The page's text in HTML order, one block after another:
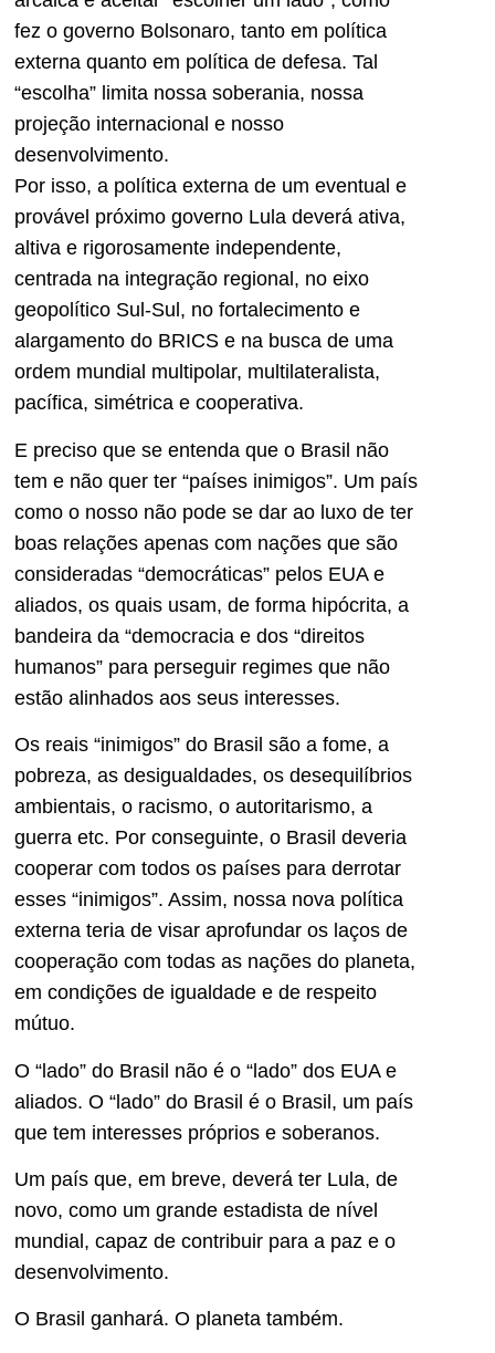
fez o governo Bolsonaro, tanto em política
externa quanto em política de defesa. Tal
“escolha” limita nossa soberania, nossa
projeção internacional e nosso
desenvolvimento.
Por isso, a política externa de um eventual e
provável próximo governo Lula deverá ativa,
altiva e rigorosamente independente,
centrada na integração regional, no eixo
geopolítico Sul-Sul, no fortalecimento e
alargamento do BRICS e na busca de uma
ordem mundial multipolar, multilateralista,
pacífica, simétrica e cooperativa.
E preciso que se entenda que o Brasil não
tem e não quer ter “países inimigos”. Um país
como o nosso não pode se dar ao luxo de ter
boas relações apenas com nações que são
consideradas “democráticas” pelos EUA e
aliados, os quais usam, de forma hipócrita, a
bandeira da “democracia e dos “direitos
humanos” para perseguir regimes que não
estão alinhados aos seus interesses.
Os reais “inimigos” do Brasil são a fome, a
pobreza, as desigualdades, os desequilíbrios
ambientais, o racismo, o autoritarismo, a
guerra etc. Por conseguinte, o Brasil deveria
cooperar com todos os países para derrotar
esses “inimigos”. Assim, nossa nova política
externa teria de visar aprofundar os laços de
cooperação com todas as nações do planeta,
em condições de igualdade e de respeito
mútuo.
O “lado” do Brasil não é o “lado” dos EUA e
aliados. O “lado” do Brasil é o Brasil, um país
que tem interesses próprios e soberanos.
Um país que, em breve, deverá ter Lula, de
novo, como um grande estadista de nível
mundial, capaz de contribuir para a paz e o
desenvolvimento.
O Brasil ganhará. O planeta também.